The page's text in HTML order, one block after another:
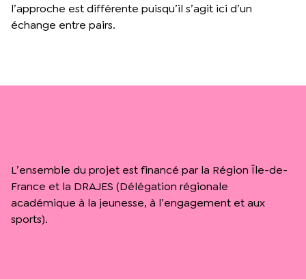
l’approche est différente puisqu’il s’agit ici d’un
échange entre pairs.
L’ensemble du projet est financé par la Région Île-de-
France et la DRAJES (Délégation régionale
académique à la jeunesse, à l’engagement et aux
sports).